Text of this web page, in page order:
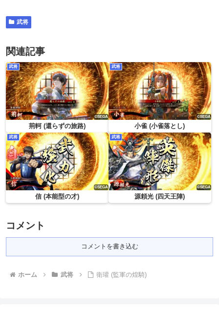
武将
関連記事
武将
荊軻 (還らずの旅路)
武将
小雀 (小雀落とし)
武将
信 (本能型の才)
武将
源頼光 (四天王陣)
コメント
コメントを書き込む
ホーム 武将 衛瓘 (監軍の煌騎)